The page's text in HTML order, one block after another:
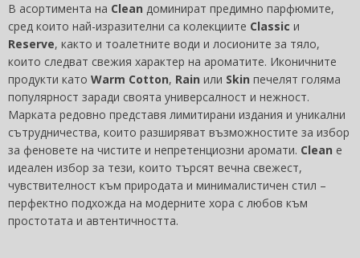
В асортимента на Clean доминират предимно парфюмите,
сред които най-изразителни са колекциите Classic и
Reserve, както и тоалетните води и лосионите за тяло,
които следват свежия характер на ароматите. Иконичните
продукти като Warm Cotton, Rain или Skin печелят голяма
популярност заради своята универсалност и нежност.
Марката редовно представя лимитирани издания и уникални
сътрудничества, които разширяват възможностите за избор
за феновете на чистите и непретенциозни аромати. Clean е
идеален избор за тези, които търсят вечна свежест,
чувствителност към природата и минималистичен стил –
перфектно подхожда на модерните хора с любов към
простотата и автентичността.